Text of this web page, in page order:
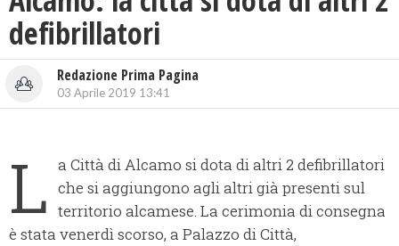
defibrillatori
Redazione Prima Pagina
03 Aprile 2019 13:41
L a Città di Alcamo si dota di altri 2 defibrillatori
che si aggiungono agli altri già presenti sul
territorio alcamese. La cerimonia di consegna
è stata venerdì scorso, a Palazzo di Città,